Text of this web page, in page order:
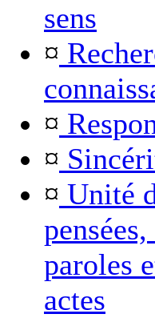
sens
¤
¤
¤
¤ Unité
pensées,
paroles
actes